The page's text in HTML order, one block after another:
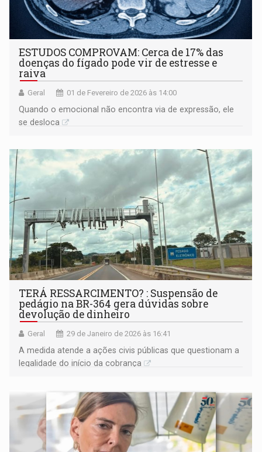
ESTUDOS COMPROVAM: Cerca de 17% das
doenças do fígado pode vir de estresse e
raiva
Geral 01 de Fevereiro de 2026 às 14:00
Quando o emocional não encontra via de expressão, ele
se desloca
TERÁ RESSARCIMENTO? : Suspensão de
pedágio na BR-364 gera dúvidas sobre
devolução de dinheiro
Geral 29 de Janeiro de 2026 às 16:41
A medida atende a ações civis públicas que questionam a
legalidade do início da cobrança